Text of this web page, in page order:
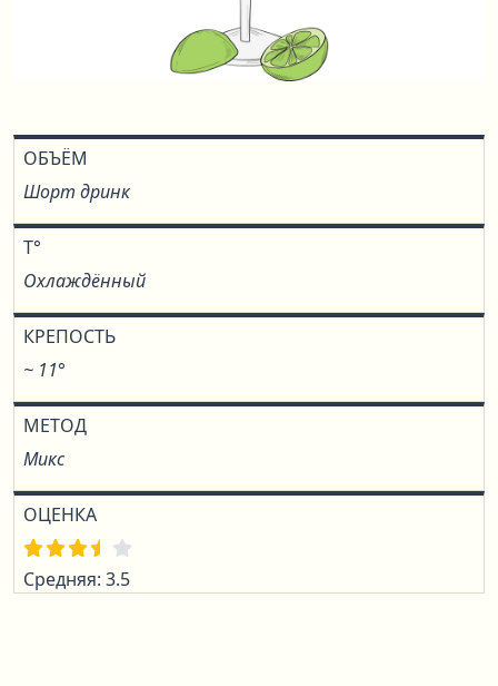
ОБЪЁМ
Шорт дринк
T°
Охлаждённый
КРЕПОСТЬ
~ 11°
МЕТОД
Микс
ОЦЕНКА
Средняя: 3.5